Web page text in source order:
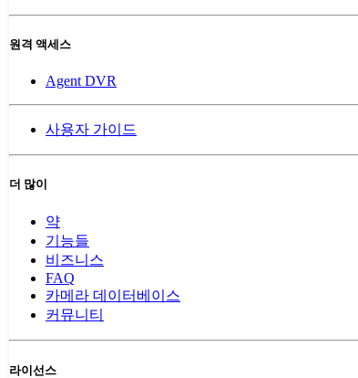
원격 액세스
Agent DVR
사용자 가이드
더 많이
약
기능들
비즈니스
FAQ
카메라 데이터베이스
커뮤니티
라이선스